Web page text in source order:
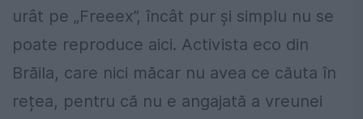
urât pe „Freeex”, încât pur și simplu nu se
poate reproduce aici. Activista eco din
Brăila, care nici măcar nu avea ce căuta în
rețea, pentru că nu e angajată a vreunei